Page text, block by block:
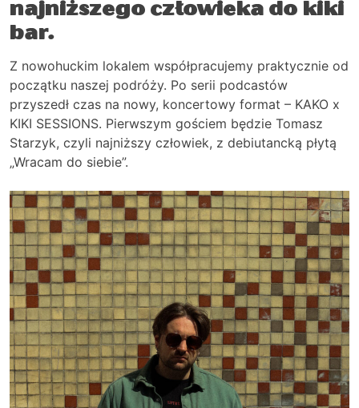
najniższego człowieka do kiki
bar.
Z nowohuckim lokalem współpracujemy praktycznie od
początku naszej podróży. Po serii podcastów
przyszedł czas na nowy, koncertowy format – KAKO x
KIKI SESSIONS. Pierwszym gościem będzie Tomasz
Starzyk, czyli najniższy człowiek, z debiutancką płytą
„Wracam do siebie”.